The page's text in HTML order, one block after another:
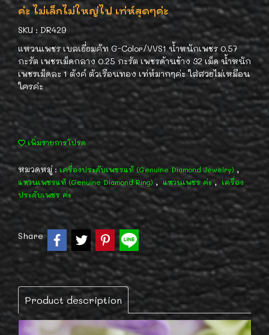
ค่ะ ไม่เล็กไม่ใหญ่ไป เท่ห์สุดๆค่ะ
SKU : DR429
แหวนเพชร เบลเยี่ยมคัท G-Color/VVS1 น้ำหนักเพชร 0.57
กะรัต เพชรเม็ดกลาง 0.25 กะรัต เพชรด้านข้าง 32 เม็ด น้ำหนัก
เพชรเม็ดละ 1 ตังค์ ตัวเรือนทอง เท่ห์มากๆค่ะ ใส่สวยไม่เหมือน
ใครค่ะ
เพิ่มรายการโปรด
หมวดหมู่ :เครื่องประดับเพชรแท้ (Genuine Diamond Jewelry) ,
แหวนเพชรแท้ (Genuine Diamond Ring) , แหวนเพชร ค่ะ, เครื่อง
ประดับเพชร ค่ะ
Share
Product description